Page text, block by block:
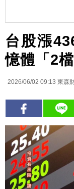
台股漲
憶體「2
2026/06/02 09:13 東森